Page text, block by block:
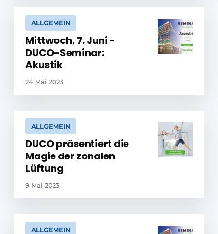
ALLGEMEIN
Mittwoch, 7. Juni -
DUCO-Seminar:
Akustik
24 Mai 2023
ALLGEMEIN
DUCO präsentiert die
Magie der zonalen
Lüftung
9 Mai 2023
ALLGEMEIN